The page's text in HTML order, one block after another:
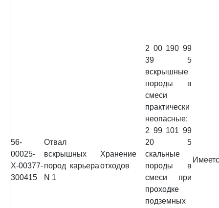
56-
00025-
Х-00377-
300415
Отвал
вскрышных
пород карьера
N 1
Хранение
отходов
2 00 190 99
39 5
вскрышные
породы в
смеси
практически
неопасные;
2 99 101 99
20 5
скальные
породы в
смеси при
проходке
подземных